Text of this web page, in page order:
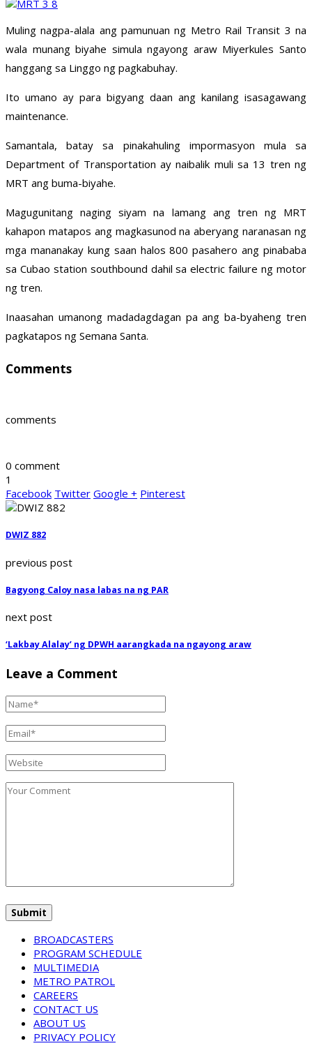
Muling nagpa-alala ang pamunuan ng Metro Rail Transit 3 na
wala munang biyahe simula ngayong araw Miyerkules Santo
hanggang sa Linggo ng pagkabuhay.
Ito umano ay para bigyang daan ang kanilang isasagawang
maintenance.
Samantala, batay sa pinakahuling impormasyon mula sa
Department of Transportation ay naibalik muli sa 13 tren ng
MRT ang buma-biyahe.
Magugunitang naging siyam na lamang ang tren ng MRT
kahapon matapos ang magkasunod na aberyang naranasan ng
mga mananakay kung saan halos 800 pasahero ang pinababa
sa Cubao station southbound dahil sa electric failure ng motor
ng tren.
Inaasahan umanong madadagdagan pa ang ba-byaheng tren
pagkatapos ng Semana Santa.
Comments
comments
0 comment
1
Facebook Twitter Google + Pinterest
DWIZ 882
previous post
Bagyong Caloy nasa labas na ng PAR
next post
‘Lakbay Alalay’ ng DPWH aarangkada na ngayong araw
Leave a Comment
BROADCASTERS
PROGRAM SCHEDULE
MULTIMEDIA
METRO PATROL
CAREERS
CONTACT US
ABOUT US
PRIVACY POLICY